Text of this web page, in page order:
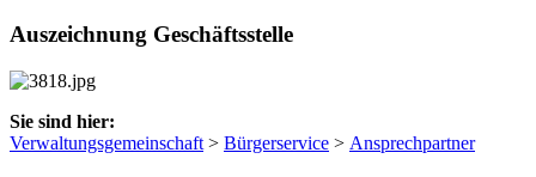
Auszeichnung Geschäftsstelle
Sie sind hier:
Verwaltungsgemeinschaft > Bürgerservice > Ansprechpartner